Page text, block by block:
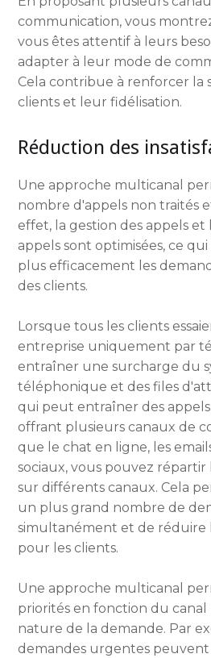
communication, vous
vous êtes attentif à leurs
adapter à leur mode de
Cela contribue à renforcer la
clients et leur fidélisation.
Réduction des
Une approche multicanal
nombre d'appels non traités
effet, la gestion des appels et
appels sont optimisées, ce
plus efficacement les
des clients.
Lorsque tous les clients
entreprise uniquement par
entraîner une surcharge du
téléphonique et des files
qui peut entraîner des
offrant plusieurs canaux de
que le chat en ligne, les
sociaux, vous pouvez répartir
sur différents canaux. Cela
un plus grand nombre de
simultanément et de réduire
pour les clients.
Une approche multicanal
priorités en fonction du canal
nature de la demande. Par
demandes urgentes